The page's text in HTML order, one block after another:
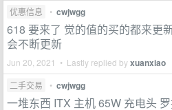
优惠信息
• cwjwgg
618 要来了 觉的值的买的都来更
会不断更新
Jun 20, 2021 • Lastly replied byxuanxiao
二手交易 • cwjwgg
一堆东西 ITX 主机 65W 充电头